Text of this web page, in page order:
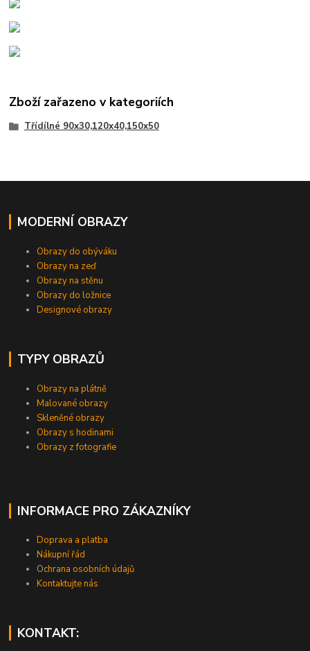
Zboží zařazeno v kategoriích
Třídílné 90x30,120x40,150x50
MODERNÍ OBRAZY
Obrazy do obýváku
Obrazy na zeď
Obrazy na stěnu
Obrazy do ložnice
Designové obrazy
TYPY OBRAZŮ
Obrazy na plátně
Malované obrazy
Skleněné obrazy
Obrazy s hodinami
Obrazy z fotografie
INFORMACE PRO ZÁKAZNÍKY
Doprava a platba
Nákupní řád
Ochrana osobních údajů
Kontaktujte nás
KONTAKT: